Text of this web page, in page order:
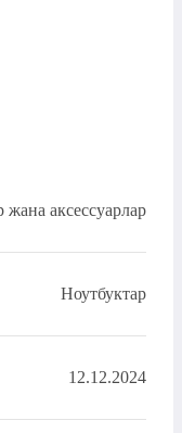
жана аксессуарлар
Ноутбуктар
12.12.2024